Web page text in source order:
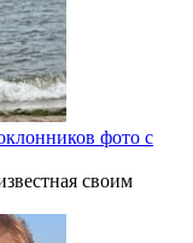
фото с
своим